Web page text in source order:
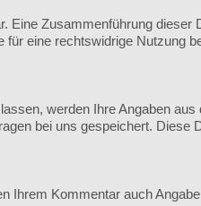
Eine Zusammenführung
eine rechtswidrige Nutzung
werden Ihre Angaben
bei uns gespeichert. Diese
Ihrem Kommentar auch